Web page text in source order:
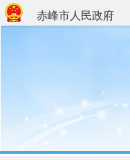
赤峰市人民政府